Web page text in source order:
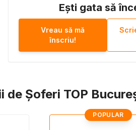
Ești gata să
Vreau să mă
înscriu!
de Șoferi TOP
POPULAR